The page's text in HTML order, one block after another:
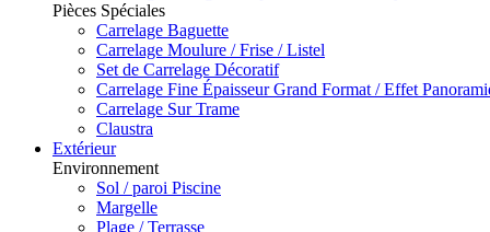
Pièces Spéciales
Carrelage Baguette
Carrelage Moulure / Frise / Listel
Set de Carrelage Décoratif
Carrelage Fine Épaisseur Grand Format / Effet
Carrelage Sur Trame
Claustra
Extérieur
Environnement
Sol / paroi Piscine
Margelle
Plage / Terrasse